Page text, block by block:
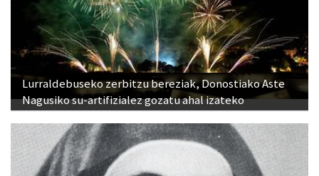
Lurraldebuseko zerbitzu bereziak, Donostiako Aste
Nagusiko su-artifizialez gozatu ahal izateko